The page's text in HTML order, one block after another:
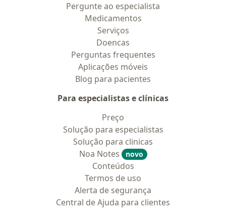
Pergunte ao especialista
Medicamentos
Serviços
Doencas
Perguntas frequentes
Aplicações móveis
Blog para pacientes
Para especialistas e clínicas
Preço
Solução para especialistas
Solução para clinicas
Noa Notes
novo
Conteúdos
Termos de uso
Alerta de segurança
Central de Ajuda para clientes